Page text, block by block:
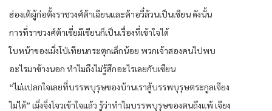
ฮ่องเต้ผู้ก่อตั้งราชวงศ์ต้าเฉียนและต้าอวี๋ล้วนเป็นเซียน ดังนั้น
การที่ราชวงศ์ต้าเซี่ยมีเซียนก็เป็นเรื่องที่เข้าใจได้
ใบหน้าของเมิ่งโป่เทียนกระตุกเล็กน้อย พวกเจ้าสองคนไปพบ
อะไรมาข้างนอก ทำไมถึงไม่รู้สึกอะไรเลยกับเซียน
“ไม่แปลกใจเลยที่บรรพบุรุษของบ้านเราสู้บรรพบุรุษตระกูลเจียง
ไม่ได้” เมิ่งจิ่งโจวเข้าใจแล้ว รู้ว่าทำไมบรรพบุรุษของตนถึงแพ้ เจียง